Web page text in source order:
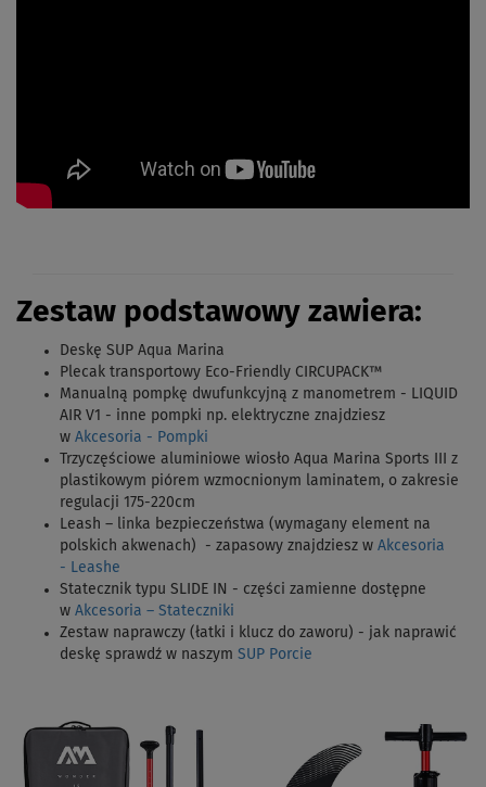
Zestaw podstawowy zawiera:
Deskę SUP Aqua Marina
Plecak transportowy Eco-Friendly CIRCUPACK™
Manualną pompkę dwufunkcyjną z manometrem - LIQUID
AIR V1 - inne pompki np. elektryczne znajdziesz
w Akcesoria - Pompki
Trzyczęściowe aluminiowe wiosło Aqua Marina Sports III
z
plastikowym piórem wzmocnionym laminatem, o zakresie
regulacji 175-220cm
Leash – linka bezpieczeństwa (wymagany element na
polskich akwenach) - zapasowy znajdziesz w Akcesoria
- Leashe
Statecznik typu SLIDE IN - części zamienne dostępne
w Akcesoria – Stateczniki
Zestaw naprawczy (łatki i klucz do zaworu) - jak naprawić
deskę sprawdź w naszym SUP Porcie